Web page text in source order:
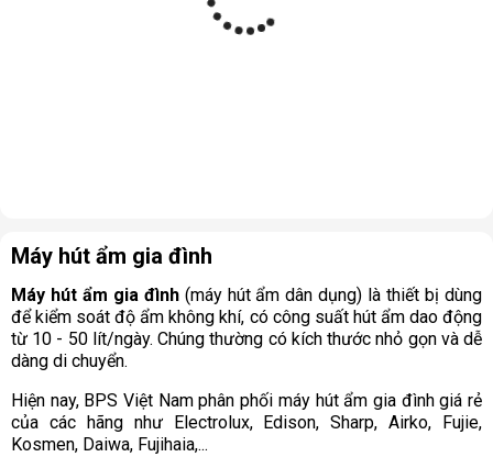
Máy hút ẩm gia đình
Máy hút ẩm gia đình(máy hút ẩm dân dụng) là thiết bị dùng
để kiểm soát độ ẩm không khí, có công suất hút ẩm dao động
từ 10 - 50 lít/ngày. Chúng thường có kích thước nhỏ gọn và dễ
dàng di chuyển.
Hiện nay, BPS Việt Nam phân phối máy hút ẩm gia đình giá rẻ
của các hãng như Electrolux, Edison, Sharp, Airko, Fujie,
Kosmen, Daiwa, Fujihaia,...